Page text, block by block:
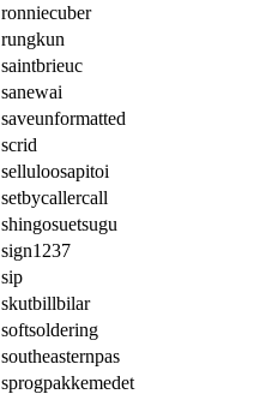
ronniecuber
rungkun
saintbrieuc
sanewai
saveunformatted
scrid
selluloosapitoi
setbycallercall
shingosuetsugu
sign1237
sip
skutbillbilar
softsoldering
southeasternpas
sprogpakkemedet